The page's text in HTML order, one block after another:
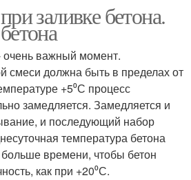
заливке бетона.
очень важный момент.
смеси должна быть в пределах от
+5⁰С процесс
замедляется. Замедляется и
и последующий набор
температура бетона
времени, чтобы бетон
как при +20⁰С.